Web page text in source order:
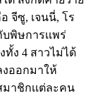
จีซู, เจนนี่, โร
บพิษการเเพร่
ทั้ง 4 สาวไม่ได้
งออกมาให้
มาชิกเเต่ละคน